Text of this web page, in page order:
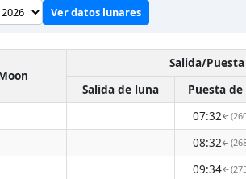
Ver datos lunares
Salida/
Salida de luna
Puesta
07:32↑
08:32↑
09:34↑